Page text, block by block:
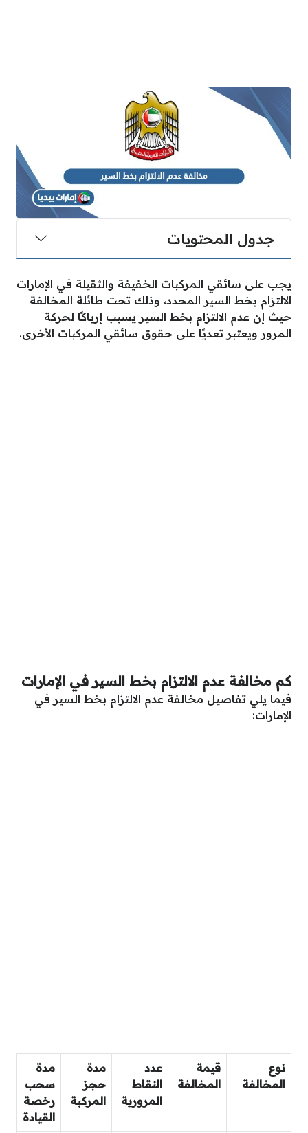
جدول المحتويات
يجب على سائقي المركبات الخفيفة والثقيلة في الإمارات
الالتزام بخط السير المحدد، وذلك تحت طائلة المخالفة
حيث إن عدم الالتزام بخط السير يسبب إرباكًا لحركة
المرور ويعتبر تعديًا على حقوق سائقي المركبات الأخرى.
كم مخالفة عدم الالتزام بخط السير في الإمارات
فيما يلي تفاصيل مخالفة عدم الالتزام بخط السير في
الإمارات:
نوع
المخالفة
قيمة
المخالفة
عدد
النقاط
المرورية
مدة
حجز
المركبة
مدة
سحب
رخصة
القيادة